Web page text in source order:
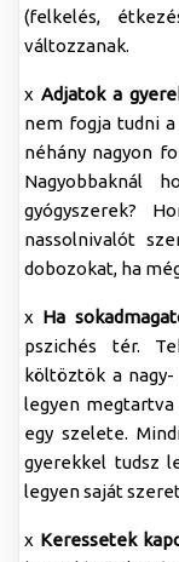
(felkelés,
változzanak.
xAdjatok a
nem fogja tudni
néhány nagyon
Nagyobbaknál
gyógyszerek?
nassolnivalót
dobozokat, ha
x Ha
pszichés tér.
költöztök a nagy-
legyen
egy szelete.
gyerekkel tudsz
legyen saját
x Keressetek